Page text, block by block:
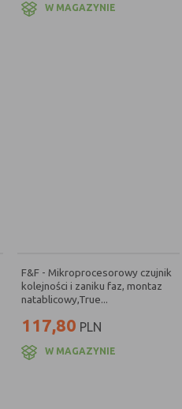
W MAGAZYNIE
F&F - Mikroprocesorowy czujnik
kolejności i zaniku faz, montaz
natablicowy,True...
117,80 PLN
W MAGAZYNIE